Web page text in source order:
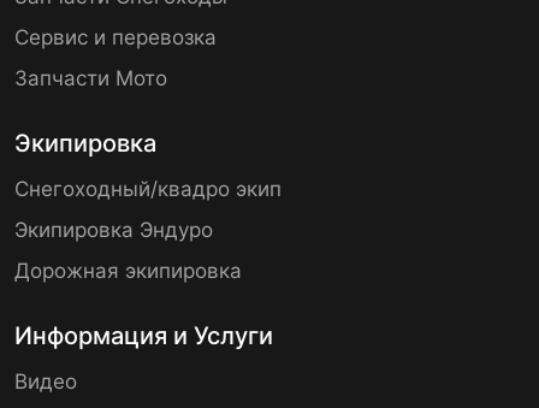
Сервис и перевозка
Запчасти Мото
Экипировка
Снегоходный/квадро экип
Экипировка Эндуро
Дорожная экипировка
Информация и Услуги
Видео